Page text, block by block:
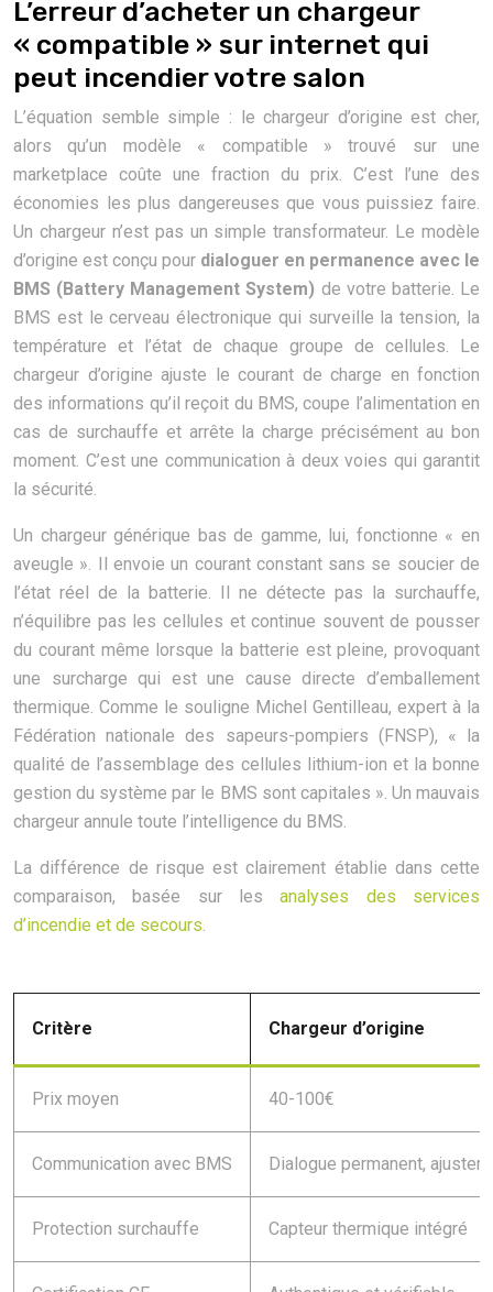
L’erreur d’acheter un chargeur
« compatible » sur internet qui
peut incendier votre salon
L’équation semble simple : le chargeur d’origine est cher,
alors qu’un modèle « compatible » trouvé sur une
marketplace coûte une fraction du prix. C’est l’une des
économies les plus dangereuses que vous puissiez faire.
Un chargeur n’est pas un simple transformateur. Le modèle
d’origine est conçu pour dialoguer en permanence avec le
BMS (Battery Management System) de votre batterie. Le
BMS est le cerveau électronique qui surveille la tension, la
température et l’état de chaque groupe de cellules. Le
chargeur d’origine ajuste le courant de charge en fonction
des informations qu’il reçoit du BMS, coupe l’alimentation en
cas de surchauffe et arrête la charge précisément au bon
moment. C’est une communication à deux voies qui garantit
la sécurité.
Un chargeur générique bas de gamme, lui, fonctionne « en
aveugle ». Il envoie un courant constant sans se soucier de
l’état réel de la batterie. Il ne détecte pas la surchauffe,
n’équilibre pas les cellules et continue souvent de pousser
du courant même lorsque la batterie est pleine, provoquant
une surcharge qui est une cause directe d’emballement
thermique. Comme le souligne Michel Gentilleau, expert à la
Fédération nationale des sapeurs-pompiers (FNSP), « la
qualité de l’assemblage des cellules lithium-ion et la bonne
gestion du système par le BMS sont capitales ». Un mauvais
chargeur annule toute l’intelligence du BMS.
La différence de risque est clairement établie dans cette
comparaison, basée sur lesanalyses des services
d’incendie et de secours.
Critère Chargeur d’origine
Prix moyen 40-100€
Communication avec BMS Dialogue permanent,
Protection surchauffe Capteur thermique intégré